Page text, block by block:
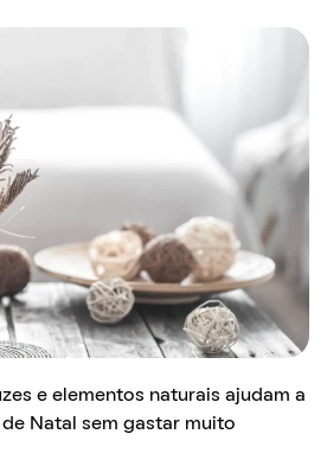
e elementos naturais ajudam a
Natal sem gastar muito